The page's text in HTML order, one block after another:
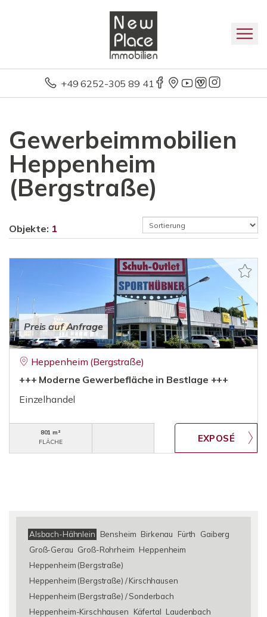
+49 6252-305 89 41
Gewerbeimmobilien
Heppenheim
(Bergstraße)
Objekte: 1
Preis auf Anfrage
Heppenheim (Bergstraße)
+++ Moderne Gewerbefläche in Bestlage +++
Einzelhandel
801 m²
FLÄCHE
Alsbach-Hähnlein Bensheim Birkenau Fürth
Gaiberg
Groß-Gerau Groß-Rohrheim Heppenheim
Heppenheim (Bergstraße)
Heppenheim (Bergstraße) / Kirschhausen
Heppenheim (Bergstraße) / Sonderbach
Heppenheim-Kirschhausen
Käfertal Laudenbach